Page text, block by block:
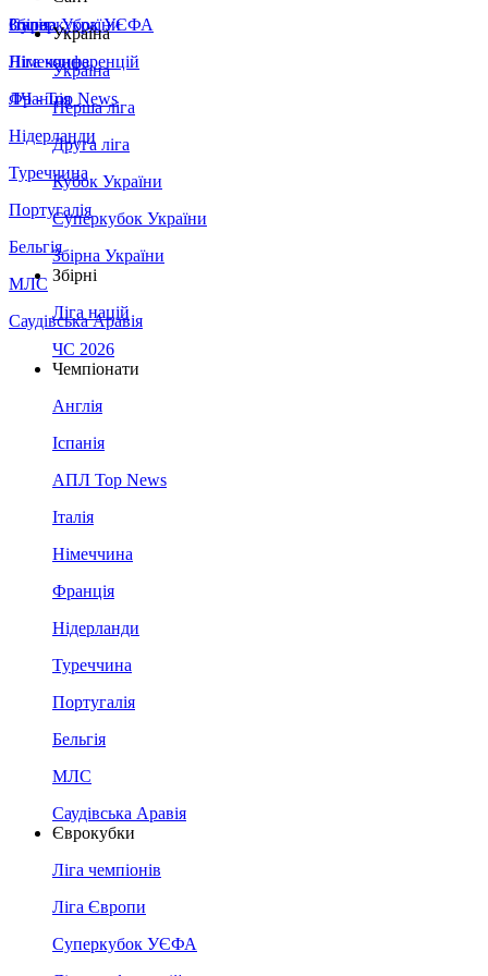
Збірна України
Італія
Німеччина
Франція
Нідерланди
Туреччина
Португалія
Бельгія
МЛС
Саудівська Аравія
Суперкубок УЄФА
Ліга конференцій
ЛЧ - Top News
Україна
Україна
Перша ліга
Друга ліга
Кубок України
Суперкубок України
Збірна України
Збірні
Ліга націй
ЧС 2026
Чемпіонати
Англія
Іспанія
АПЛ Top News
Італія
Німеччина
Франція
Нідерланди
Туреччина
Португалія
Бельгія
МЛС
Саудівська Аравія
Єврокубки
Ліга чемпіонів
Ліга Європи
Суперкубок УЄФА